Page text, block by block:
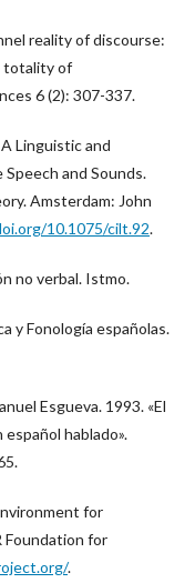
reality of discourse:
totality of
6 (2): 307-337.
Linguistic and
and Sounds.
Amsterdam: John
10.1075/cilt.92.
no verbal. Istmo.
y Fonología españolas.
Esgueva. 1993. «El
hablado».
for
Foundation for
.